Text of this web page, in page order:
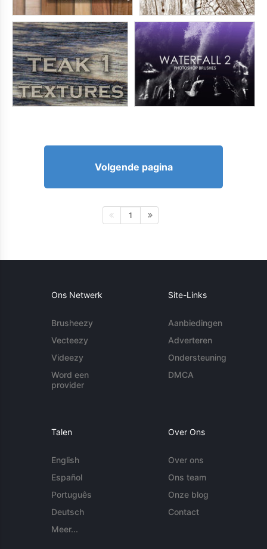
Volgende pagina
1
Ons Netwerk
Brusheezy
Vecteezy
Videezy
Word een
provider
Site-Links
Aanbiedingen
Adverteren
Ondersteuning
DMCA
Talen
English
Español
Português
Deutsch
Meer...
Over Ons
Over ons
Ons team
Onze blog
Contact